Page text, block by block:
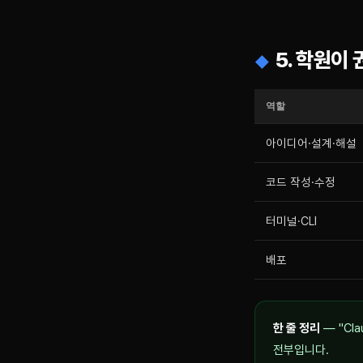
5. 학원이
역할
아이디어·설계·해설
코드 작성·수정
터미널·CLI
배포
한 줄 정리 —
전부입니다.